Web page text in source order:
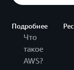
Подробнее
Что
такое
AWS?